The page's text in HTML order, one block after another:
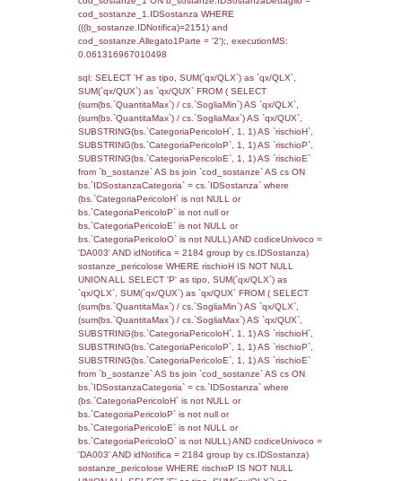
((f_territori_limitrofi.IDTipoTerritorio)=6)),
0.070056915283203
f_territori_limitrofi.Direzione,
f_territori_limitrofi.Denominazione,
rofi.DescAltro FROM f_territori_limitrofi
cod_territori_tipologia ON
(f_territori_limitrofi.IDTipologiaTerritorio =
cod_territori_tipologia.IDTipologiaTerritorio)
(f_territori_limitrofi.IDTipoTerritorio =
cod_territori_tipologia.IDTerritorioTP)
(((f_territori_limitrofi.IDNotifica)=2151) AND
((f_territori_limitrofi.IDTipoTerritorio)=7)),
0.068472146987915
sql: SELECT f_territori_limitrofi.Distanza,
f_territori_limitrofi.Direzione,
f_territori_limitrofi.Denominazione,
rofi.DescAltro FROM f_territori_limitrofi
cod_territori_tipologia ON
(f_territori_limitrofi.IDTipologiaTerritorio =